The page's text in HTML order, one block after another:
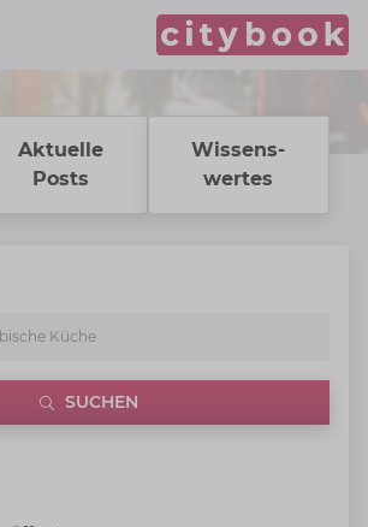
Aktuelle
Posts
Wissens­
wertes
SUCHEN